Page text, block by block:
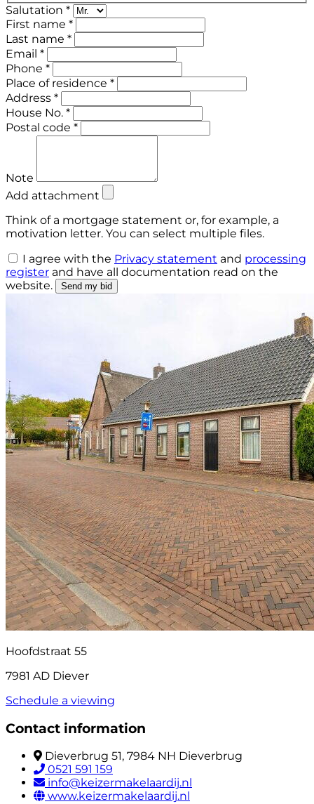
Salutation *
First name *
Last name *
Email *
Phone *
Place of residence *
Address *
House No. *
Postal code *
Note
Add attachment
Think of a mortgage statement or, for example, a
motivation letter. You can select multiple files.
I agree with the Privacy statement and processing
register and have all documentation read on the
website.
Send my bid
Hoofdstraat 55
7981 AD Diever
Schedule a viewing
Contact information
Dieverbrug 51, 7984 NH Dieverbrug
0521 591 159
info@keizermakelaardij.nl
www.keizermakelaardij.nl